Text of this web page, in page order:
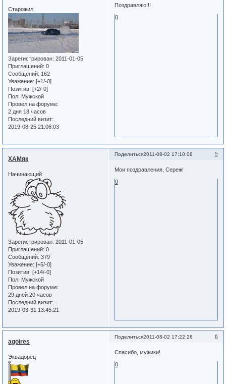
Старожил
Зарегистрирован: 2011-01-05
Приглашений: 0
Сообщений: 162
Уважение: [+1/-0]
Позитив: [+2/-0]
Пол: Мужской
Провел на форуме:
2 дня 18 часов
Последний визит:
2019-08-25 21:06:03
Поздравляю!!!
0
Поделиться 5
2011-08-02 17:10:08
ХАМяк
Начинающий
Зарегистрирован: 2011-01-05
Приглашений: 0
Сообщений: 379
Уважение: [+5/-0]
Позитив: [+14/-0]
Пол: Мужской
Провел на форуме:
29 дней 20 часов
Последний визит:
2019-03-31 13:45:21
Мои поздравления, Сереж!
0
Поделиться 6
2011-08-02 17:22:26
agoires
Эквадорец
Спасибо, мужики!
0